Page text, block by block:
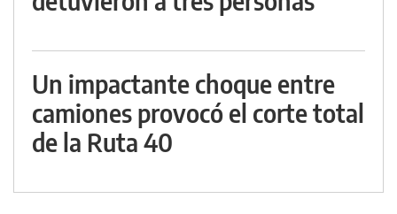
Un impactante choque entre
camiones provocó el corte total
de la Ruta 40